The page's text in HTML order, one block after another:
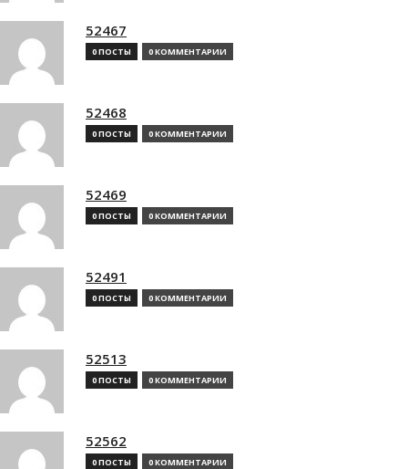
52467
0 ПОСТЫ 0 КОММЕНТАРИИ
52468
0 ПОСТЫ 0 КОММЕНТАРИИ
52469
0 ПОСТЫ 0 КОММЕНТАРИИ
52491
0 ПОСТЫ 0 КОММЕНТАРИИ
52513
0 ПОСТЫ 0 КОММЕНТАРИИ
52562
0 ПОСТЫ 0 КОММЕНТАРИИ